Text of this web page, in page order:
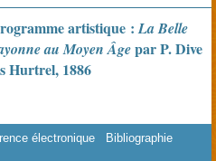
artistique :La Belle
au Moyen Âgepar P. Dive
Hurtrel, 1886
électronique
Bibliographie